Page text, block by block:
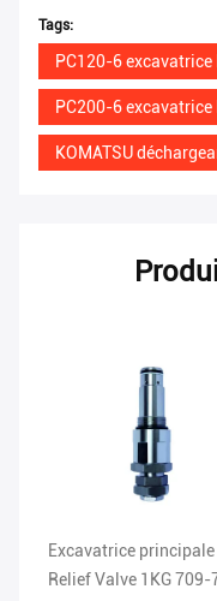
Tags:
PC120-6 excavatrice
PC200-6 excavatrice
KOMATSU
Excavatrice principale
Relief Valve 1KG 709-